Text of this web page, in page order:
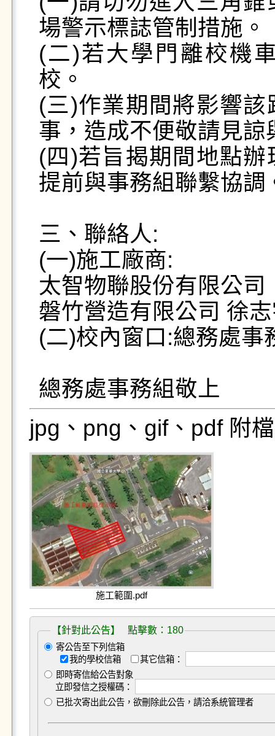
場警示標誌管制措施。
(二)若大學門離校機
校。
(三)作業期間將影響
事，造成不便敬請見諒
(四)若旨揭期間地點
提前與事務組聯繫協調
三、聯絡人:
(一)施工廠商:
太智物聯股份有限公
磐竹營造有限公司 徐
(二)校內窗口:總務處
總務處事務組敬上
jpg、png、gif、pdf 附
施工範圍.pdf
【針對此公告】 點擊數：180
寄公告至下列信箱
我的學校信箱
其它信箱：
即時寄信給公告對象
立即發信之授權碼：
已批次寄出此公告，欲刪除此公告，請洽系統管理者